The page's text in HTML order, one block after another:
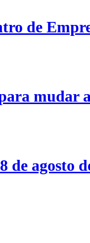
de
mudar
agosto